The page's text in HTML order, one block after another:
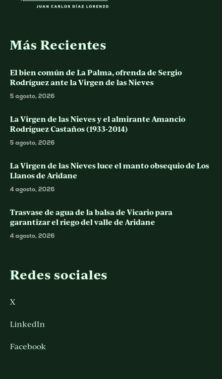
Más Recientes
El bien común de La Palma, ofrenda de Sergio
Rodríguez ante la Virgen de las Nieves
5 agosto, 2026
La Virgen de las Nieves y el almirante Amancio
Rodríguez Castaños (1933-2014)
5 agosto, 2026
La Virgen de las Nieves luce el manto obsequio de Los
Llanos de Aridane
4 agosto, 2026
Trasvase de agua de la balsa de Vicario para
garantizar el riego del valle de Aridane
4 agosto, 2026
Redes sociales
X
LinkedIn
Facebook